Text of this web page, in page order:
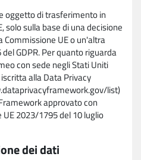
oggetto di trasferimento in
solo sulla base di una decisione
UE o un'altra
GDPR. Per quanto riguarda
con sede negli Stati Uniti
alla Data Privacy
list)
approvato con
2023/1795 del 10 luglio
dei dati